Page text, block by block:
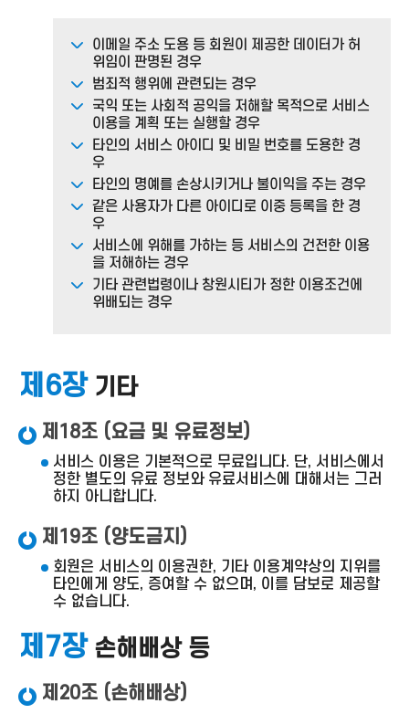
이메일 주소 도용 등 회원이 제공한 데이터가 허
위임이 판명된 경우
범죄적 행위에 관련되는 경우
국익 또는 사회적 공익을 저해할 목적으로 서비스
이용을 계획 또는 실행할 경우
타인의 서비스 아이디 및 비밀 번호를 도용한 경
우
타인의 명예를 손상시키거나 불이익을 주는 경우
같은 사용자가 다른 아이디로 이중 등록을 한 경
우
서비스에 위해를 가하는 등 서비스의 건전한 이용
을 저해하는 경우
기타 관련법령이나 창원시티가 정한 이용조건에
위배되는 경우
제6장기타
제18조 (요금 및 유료정보)
서비스 이용은 기본적으로 무료입니다. 단, 서비스에서
정한 별도의 유료 정보와 유료서비스에 대해서는 그러
하지 아니합니다.
제19조 (양도금지)
회원은 서비스의 이용권한, 기타 이용계약상의 지위를
타인에게 양도, 증여할 수 없으며, 이를 담보로 제공할
수 없습니다.
제7장손해배상 등
제20조 (손해배상)